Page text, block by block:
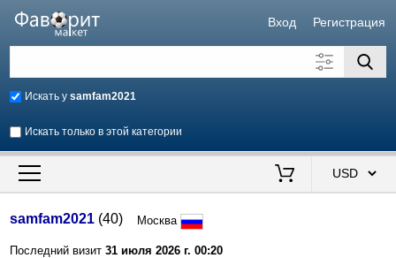
Вход Регистрация
Искать уsamfam2021
Искать только в этой категории
Искать также в описании
Продавец
samfam2021 (40) Москва
Последний визит31 июля 2026 г. 00:20